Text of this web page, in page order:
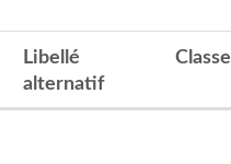
Libellé
alternatif
Classe